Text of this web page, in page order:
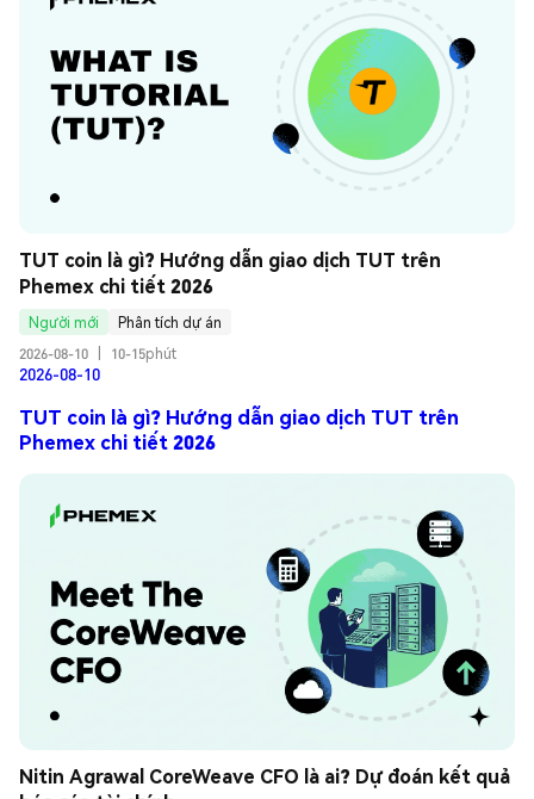
TUT coin là gì? Hướng dẫn giao dịch TUT trên
Phemex chi tiết 2026
Người mới
Phân tích dự án
2026-08-10
10-15phút
2026-08-10
TUT coin là gì? Hướng dẫn giao dịch TUT trên
Phemex chi tiết 2026
Nitin Agrawal CoreWeave CFO là ai? Dự đoán kết quả